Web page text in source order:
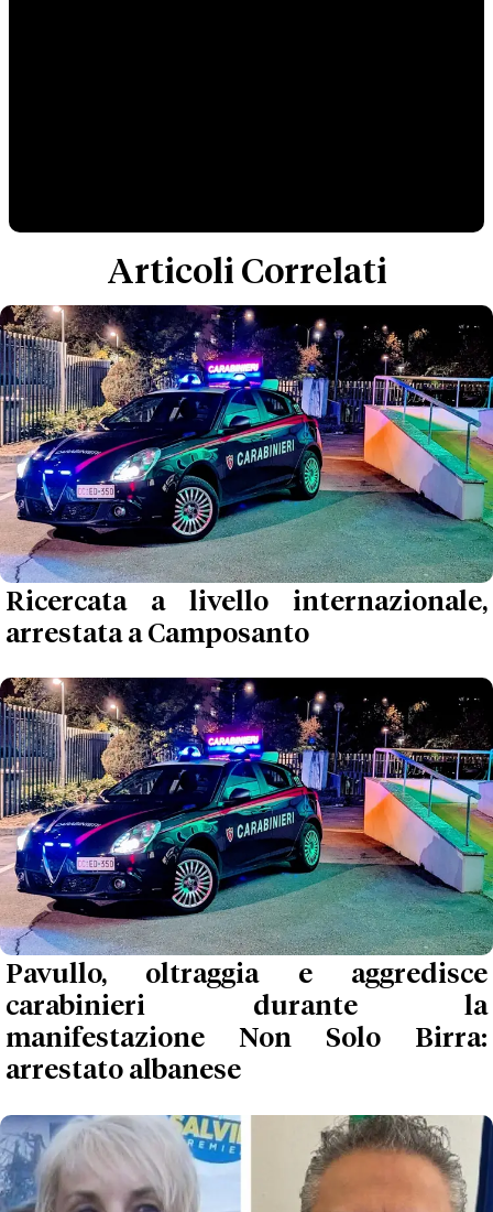
Articoli Correlati
Ricercata a livello internazionale,
arrestata a Camposanto
Pavullo, oltraggia e aggredisce
carabinieri durante la
manifestazione Non Solo Birra:
arrestato albanese